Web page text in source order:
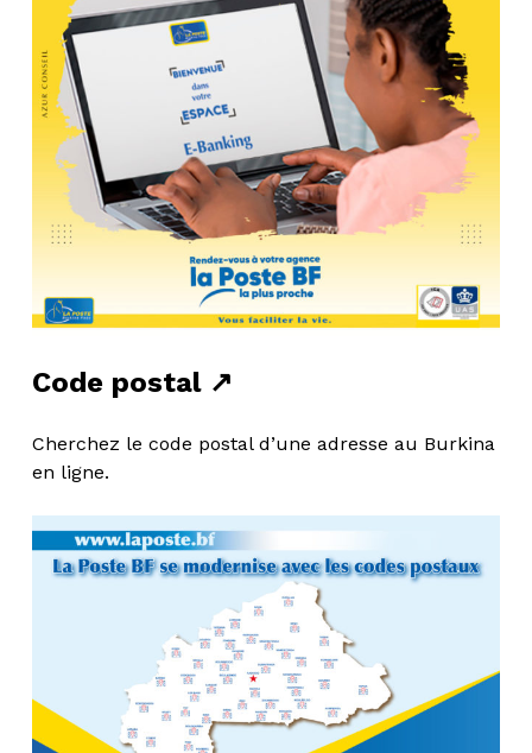
Code postal ↗
Cherchez le code postal d’une adresse au Burkina
en ligne.